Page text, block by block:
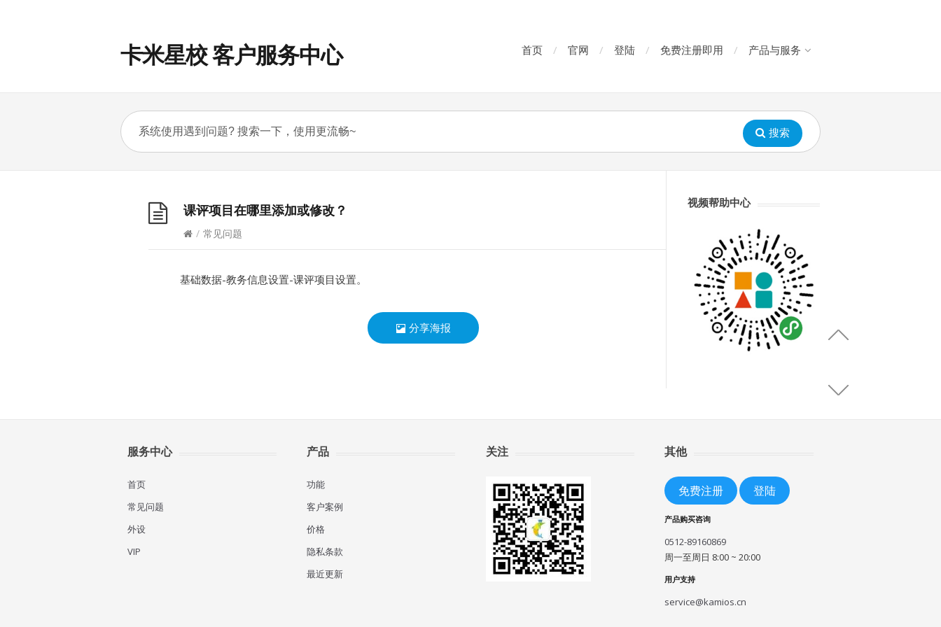
卡米星校 客户服务中心 首页 官网 登陆 免费注册即用 产品与服务
搜索
课评项目在哪里添加或修改？
/ 常见问题
基础数据-教务信息设置-课评项目设置。
分享海报
视频帮助中心
服务中心
首页
常见问题
外设
VIP
产品
功能
客户案例
价格
隐私条款
最近更新
关注 其他
免费注册 登陆
产品购买咨询
0512-89160869
周一至周日 8:00 ~ 20:00
用户支持
service@kamios.cn